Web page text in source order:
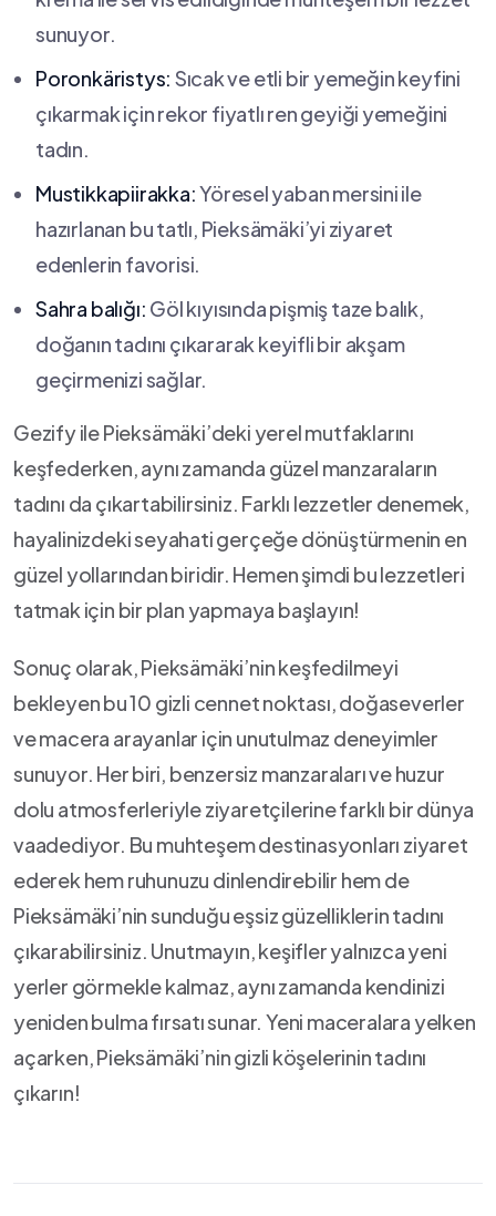
sunuyor.
Poronkäristys: ⁢Sıcak⁢ ve‌ etli ‍bir ‍yemeğin keyfini
çıkarmak için rekor fiyatlı⁢ ren geyiği ⁢yemeğini
tadın.
Mustikkapiirakka:⁢Yöresel⁤ yaban mersini ⁤ile⁣
hazırlanan bu ⁣tatlı,‍ Pieksämäki’yi⁢ ziyaret
edenlerin favorisi.
Sahra balığı: Göl kıyısında pişmiş taze balık,
doğanın tadını çıkararak keyifli bir akşam
geçirmenizi sağlar.
Gezify ‌ile‍ Pieksämäki’deki yerel‍ mutfaklarını
keşfederken, aynı zamanda güzel manzaraların
tadını ​da çıkartabilirsiniz. Farklı lezzetler ⁣denemek,
‍hayalinizdeki seyahati gerçeğe dönüştürmenin en
güzel ‍yollarından biridir.⁣ Hemen‌ şimdi bu​ lezzetleri
tatmak için ‌bir⁣ plan yapmaya başlayın!
Sonuç olarak, Pieksämäki’nin‍ keşfedilmeyi
bekleyen⁤ bu ‍10 gizli cennet⁢ noktası, doğaseverler
ve macera arayanlar için unutulmaz​ deneyimler
sunuyor.⁣ Her⁤ biri, benzersiz manzaraları​ ve⁢ huzur
dolu atmosferleriyle ziyaretçilerine⁣ farklı bir dünya‍
vaadediyor. Bu‌ muhteşem destinasyonları ziyaret
ederek hem ruhunuzu​ dinlendirebilir hem de
Pieksämäki’nin sunduğu eşsiz ‌güzelliklerin tadını‌
çıkarabilirsiniz. Unutmayın, ​keşifler‌ yalnızca ⁣yeni
‍yerler görmekle‍ kalmaz, ​aynı zamanda ‌kendinizi
yeniden bulma fırsatı ⁢sunar. Yeni maceralara yelken
açarken, Pieksämäki’nin gizli⁢ köşelerinin tadını
çıkarın!